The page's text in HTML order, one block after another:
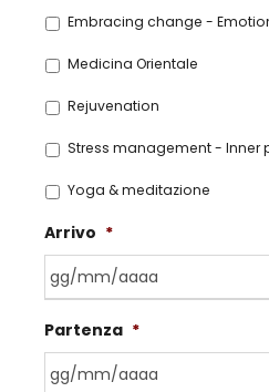
Embracing change -
Medicina Orientale
Rejuvenation
Stress management - Inner
Yoga & meditazione
Arrivo *
G
Partenza *